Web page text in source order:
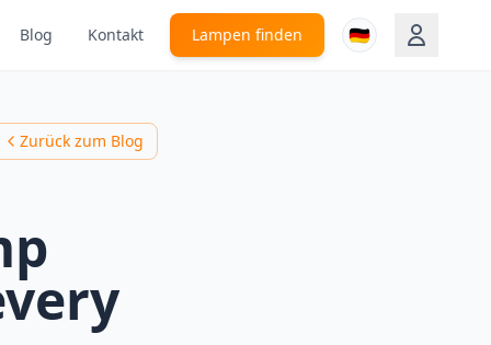
Blog Kontakt Lampen finden 🇩🇪
Zurück zum Blog